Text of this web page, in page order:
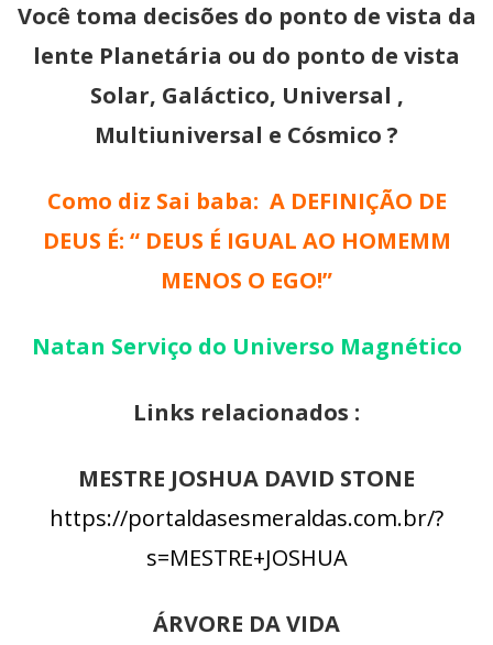
Você toma decisões do ponto de vista da
lente Planetária ou do ponto de vista
Solar, Galáctico, Universal ,
Multiuniversal e Cósmico ?
Como diz Sai baba: A DEFINIÇÃO DE
DEUS É: “ DEUS É IGUAL AO HOMEMM
MENOS O EGO!”
Natan Serviço do Universo Magnético
Links relacionados :
MESTRE JOSHUA DAVID STONE
https://portaldasesmeraldas.com.br/?
s=MESTRE+JOSHUA
ÁRVORE DA VIDA